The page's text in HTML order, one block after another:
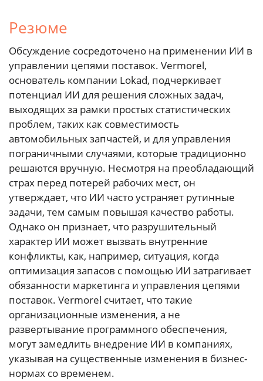
Резюме
Обсуждение сосредоточено на применении ИИ в
управлении цепями поставок. Vermorel,
основатель компании Lokad, подчеркивает
потенциал ИИ для решения сложных задач,
выходящих за рамки простых статистических
проблем, таких как совместимость
автомобильных запчастей, и для управления
пограничными случаями, которые традиционно
решаются вручную. Несмотря на преобладающий
страх перед потерей рабочих мест, он
утверждает, что ИИ часто устраняет рутинные
задачи, тем самым повышая качество работы.
Однако он признает, что разрушительный
характер ИИ может вызвать внутренние
конфликты, как, например, ситуация, когда
оптимизация запасов с помощью ИИ затрагивает
обязанности маркетинга и управления цепями
поставок. Vermorel считает, что такие
организационные изменения, а не
развертывание программного обеспечения,
могут замедлить внедрение ИИ в компаниях,
указывая на существенные изменения в бизнес-
нормах со временем.